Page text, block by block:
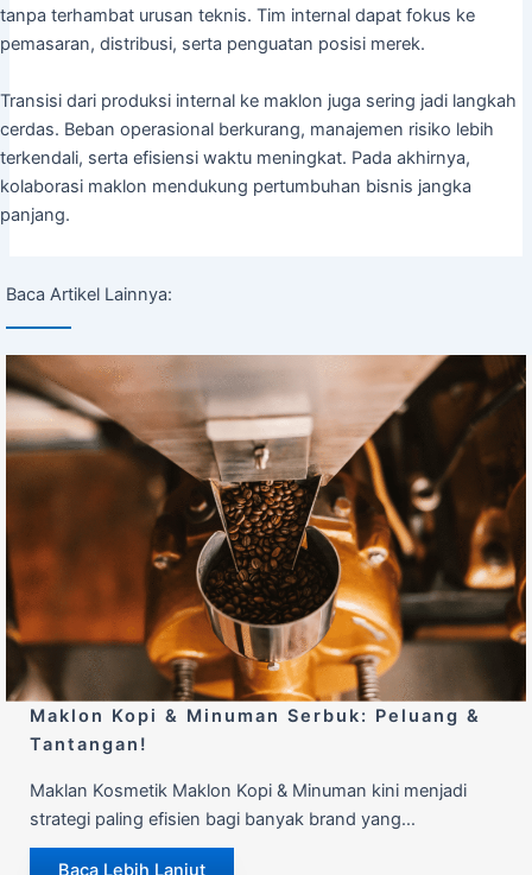
tanpa terhambat urusan teknis. Tim internal dapat fokus ke
pemasaran, distribusi, serta penguatan posisi merek.
Transisi dari produksi internal ke maklon juga sering jadi langkah
cerdas. Beban operasional berkurang, manajemen risiko lebih
terkendali, serta efisiensi waktu meningkat. Pada akhirnya,
kolaborasi maklon mendukung pertumbuhan bisnis jangka
panjang.
Baca Artikel Lainnya:
Maklon Kopi & Minuman Serbuk: Peluang &
Tantangan!
Maklan Kosmetik Maklon Kopi & Minuman kini menjadi
strategi paling efisien bagi banyak brand yang…
Baca Lebih Lanjut